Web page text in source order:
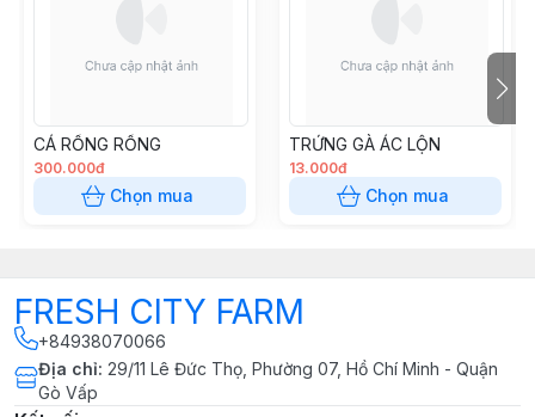
CÁ RỒNG RỒNG
300.000đ
Chọn mua
TRỨNG GÀ ÁC LỘN
13.000đ
Chọn mua
FRESH CITY FARM
+84938070066
Địa chỉ: 29/11 Lê Đức Thọ, Phường 07, Hồ Chí Minh - Quận
Gò Vấp